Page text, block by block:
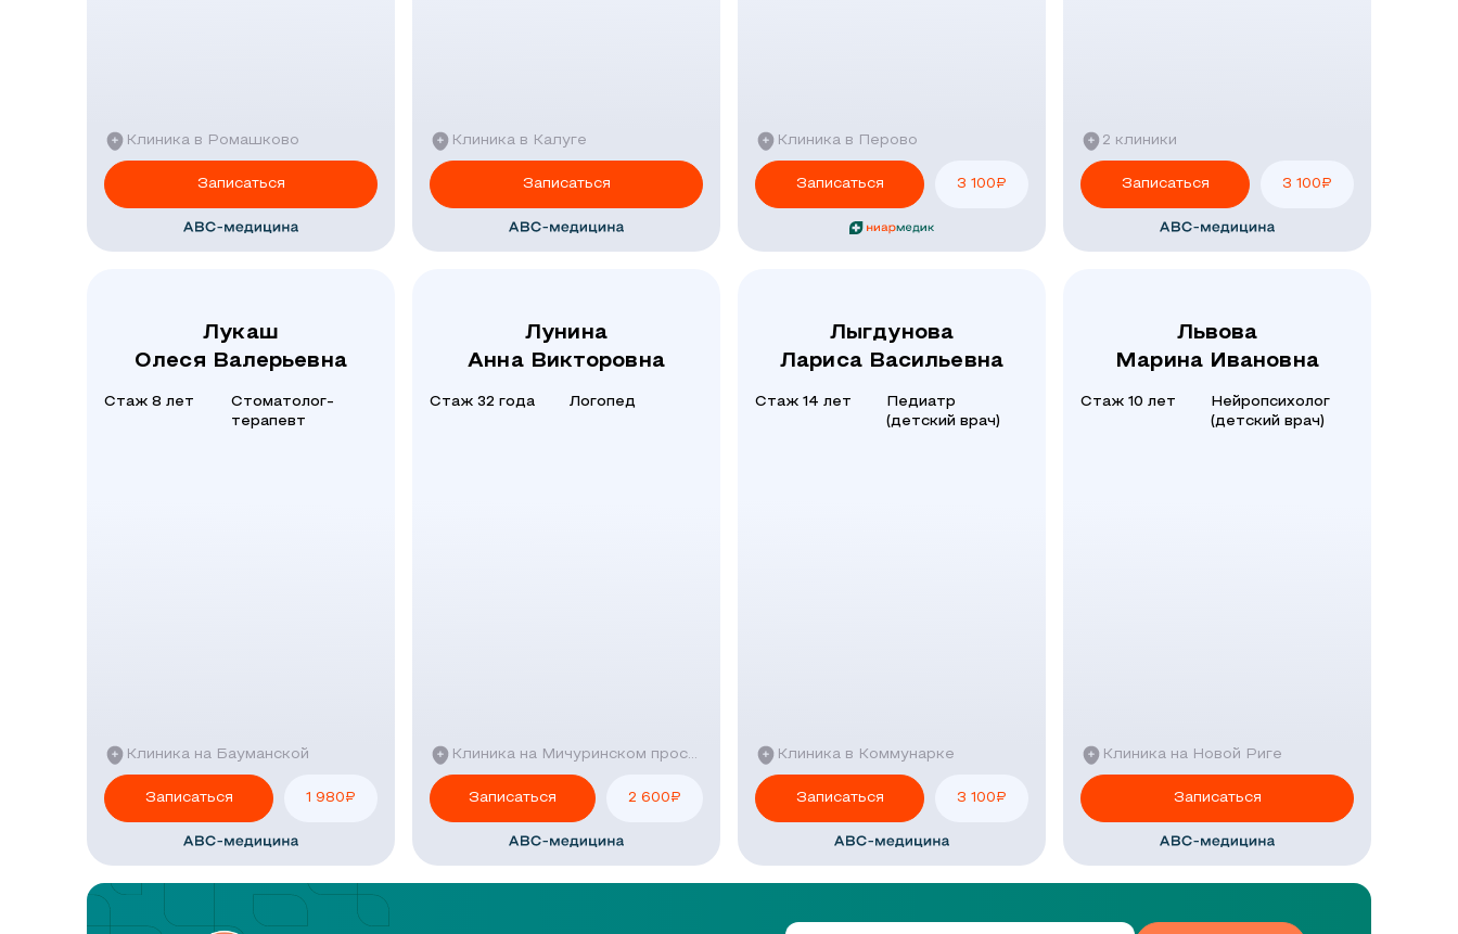
Клиника в Ромашково
Записаться
Клиника в Калуге
Записаться
Клиника в Перово
Записаться 3 100₽
2 клиники
Записаться 3 100₽
Лукаш
Олеся Валерьевна
Стаж 8 лет
Стоматолог-
терапевт
Клиника на Бауманской
Записаться 1 980₽
Лунина
Анна Викторовна
Стаж 32 года Логопед
Клиника на Мичуринском проспекте
Записаться 2 600₽
Лыгдунова
Лариса Васильевна
Стаж 14 лет
Педиатр
(детский врач)
Клиника в Коммунарке
Записаться 3 100₽
Львова
Марина Ивановна
Стаж 10 лет
Нейропсихолог
(детский врач)
Клиника на Новой Риге
Записаться